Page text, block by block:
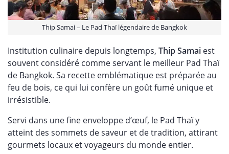
Thip Samai – Le Pad Thaï légendaire de Bangkok
Institution culinaire depuis longtemps, Thip Samai est
souvent considéré comme servant le meilleur Pad Thaï
de Bangkok. Sa recette emblématique est préparée au
feu de bois, ce qui lui confère un goût fumé unique et
irrésistible.
Servi dans une fine enveloppe d’œuf, le Pad Thaï y
atteint des sommets de saveur et de tradition, attirant
gourmets locaux et voyageurs du monde entier.